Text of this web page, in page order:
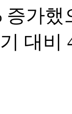
증가
대비